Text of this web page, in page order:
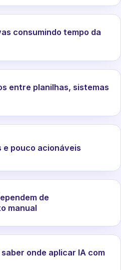
consumindo tempo da
entre planilhas, sistemas
e pouco acionáveis
de
manual
onde aplicar IA com